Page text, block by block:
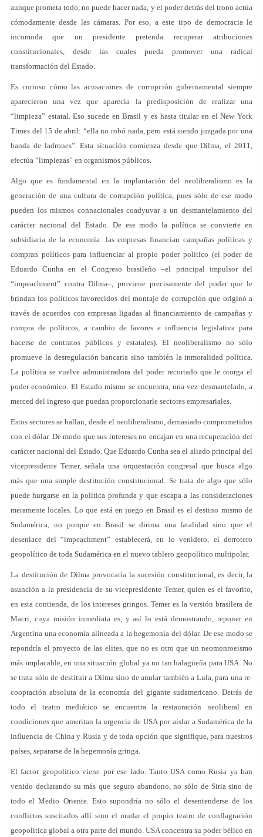
aunque prometa todo, no puede hacer nada, y el poder detrás del trono actúa
cómodamente desde las cámaras. Por eso, a este tipo de democracia le
incomoda que un presidente pretenda recuperar atribuciones
constitucionales, desde las cuales pueda promover una radical
transformación del Estado.
Es curioso cómo las acusaciones de corrupción gubernamental siempre
aparecieron una vez que aparecía la predisposición de realizar una
“limpieza” estatal. Eso sucede en Brasil y es hasta titular en el New York
Times del 15 de abril: “ella no robó nada, pero está siendo juzgada por una
banda de ladrones”. Esta situación comienza desde que Dilma, el 2011,
efectúa “limpiezas” en organismos públicos.
Algo que es fundamental en la implantación del neoliberalismo es la
generación de una cultura de corrupción política, pues sólo de ese modo
pueden los mismos connacionales coadyuvar a un desmantelamiento del
carácter nacional del Estado. De ese modo la política se convierte en
subsidiaria de la economía: las empresas financian campañas políticas y
compran políticos para influenciar al propio poder político (el poder de
Eduardo Cunha en el Congreso brasileño –el principal impulsor del
“impeachment” contra Dilma–, proviene precisamente del poder que le
brindan los políticos favorecidos del montaje de corrupción que originó a
través de acuerdos con empresas ligadas al financiamiento de campañas y
compra de políticos, a cambio de favores e influencia legislativa para
hacerse de contratos públicos y estatales). El neoliberalismo no sólo
promueve la desregulación bancaria sino también la inmoralidad política.
La política se vuelve administradora del poder recortado que le otorga el
poder económico. El Estado mismo se encuentra, una vez desmantelado, a
merced del ingreso que puedan proporcionarle sectores empresariales.
Estos sectores se hallan, desde el neoliberalismo, demasiado comprometidos
con el dólar. De modo que sus intereses no encajan en una recuperación del
carácter nacional del Estado. Que Eduardo Cunha sea el aliado principal del
vicepresidente Temer, señala una orquestación congresal que busca algo
más que una simple destitución constitucional. Se trata de algo que sólo
puede hurgarse en la política profunda y que escapa a las consideraciones
meramente locales. Lo que está en juego en Brasil es el destino mismo de
Sudamérica; no porque en Brasil se dirima una fatalidad sino que el
desenlace del “impeachment” establecerá, en lo venidero, el derrotero
geopolítico de toda Sudamérica en el nuevo tablero geopolítico multipolar.
La destitución de Dilma provocaría la sucesión constitucional, es decir, la
asunción a la presidencia de su vicepresidente Temer, quien es el favorito,
en esta contienda, de los intereses gringos. Temer es la versión brasilera de
Macri, cuya misión inmediata es, y así lo está demostrando, reponer en
Argentina una economía alineada a la hegemonía del dólar. De ese modo se
repondría el proyecto de las elites, que no es otro que un neomonroeismo
más implacable, en una situación global ya no tan halagüeña para USA. No
se trata sólo de destituir a Dilma sino de anular también a Lula, para una re-
cooptación absoluta de la economía del gigante sudamericano. Detrás de
todo el teatro mediático se encuentra la restauración neoliberal en
condiciones que ameritan la urgencia de USA por aislar a Sudamérica de la
influencia de China y Rusia y de toda opción que signifique, para nuestros
países, separarse de la hegemonía gringa.
El factor geopolítico viene por ese lado. Tanto USA como Rusia ya han
venido declarando su más que seguro abandono, no sólo de Siria sino de
todo el Medio Oriente. Esto supondría no sólo el desentenderse de los
conflictos suscitados allí sino el mudar el propio teatro de conflagración
geopolítica global a otra parte del mundo. USA concentra su poder bélico en